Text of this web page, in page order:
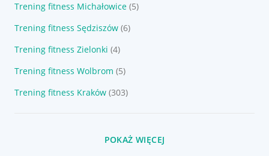
Trening fitness Michałowice (5)
Trening fitness Sędziszów (6)
Trening fitness Zielonki (4)
Trening fitness Wolbrom (5)
Trening fitness Kraków (303)
POKAŻ WIĘCEJ